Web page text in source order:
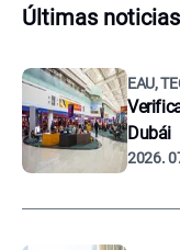
Últimas noticias
EAU,
Dubái
2026.